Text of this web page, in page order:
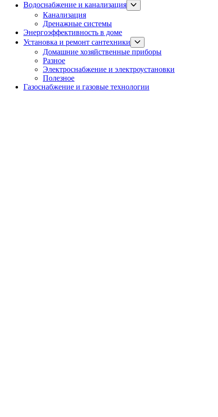
Водоснабжение и канализация
Show
sub
Канализация
Дренажные системы
Энергоэффективность в доме
Установка и ремонт сантехники
sub
menu
Домашние хозяйственные приборы
Разное
Электроснабжение и электроустановки
Полезное
Газоснабжение и газовые технологии